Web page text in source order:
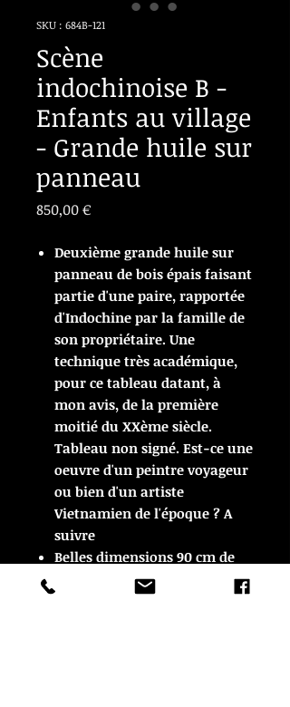
SKU : 684B-121
Scène
indochinoise B -
Enfants au village
- Grande huile sur
panneau
850,00 €Prix
Deuxième grande huile sur
panneau de bois épais faisant
partie d'une paire, rapportée
d'Indochine par la famille de
son propriétaire. Une
technique très académique,
pour ce tableau datant, à
mon avis, de la première
moitié du XXème siècle.
Tableau non signé. Est-ce une
oeuvre d'un peintre voyageur
ou bien d'un artiste
Vietnamien de l'époque ? A
suivre
Belles dimensions 90 cm de
hauteur x 25 cm de largeur, à